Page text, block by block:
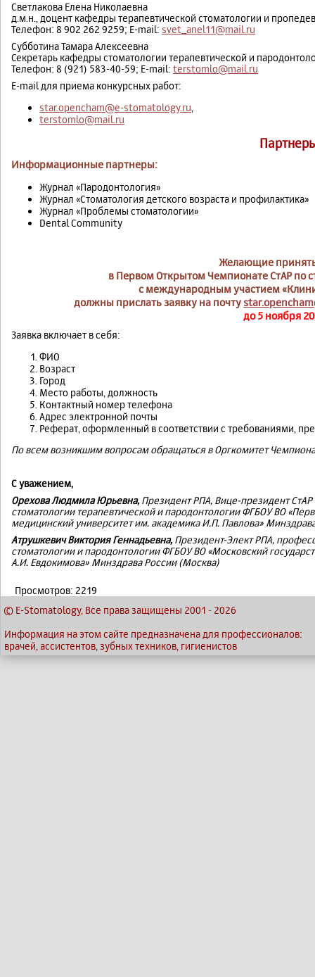
Светлакова Елена Николаевна
д.м.н., доцент кафедры терапевтической стоматологии и
Телефон: 8 902 262 9259; E-mail: svet_anel11@mail.ru
Субботина Тамара Алексеевна
Секретарь кафедры стоматологии терапевтической и
Телефон: 8 (921) 583-40-59; E-mail: terstomlo@mail.ru
E-mail для приема конкурсных работ:
star.opencham@e-stomatology.ru
terstomlo@mail.ru
Информационные партнеры:
Журнал «Пародонтология»
Журнал «Стоматология детского возраста и профилактика»
Журнал «Проблемы стоматологии»
Dental Community
Желающие
в Первом Открытом Чемпионате СтАР по
с международным участием
должны прислать заявку на почту
до 5 ноября
Заявка включает в себя:
ФИО
Возраст
Город
Место работы, должность
Контактный номер телефона
Адрес электронной почты
Реферат, оформленный в соответствии с требованиями,
По всем возникшим вопросам обращаться в Оргкомитет
С уважением,
Орехова Людмила Юрьевна,Президент РПА, Вице-президент
стоматологии терапевтической и пародонтологии ФГБОУ ВО
медицинский университет им. академика И.П. Павлова»
Атрушкевич Виктория Геннадьевна,Президент-Элект РПА,
стоматологии и пародонтологии ФГБОУ ВО «Московский
А.И. Евдокимова» Минздрава России (Москва)
Просмотров: 2219
© E-Stomatology, Все права защищены 2001 - 2026
Информация на этом сайте предназначена для профессионалов:
врачей, ассистентов, зубных техников, гигиенистов